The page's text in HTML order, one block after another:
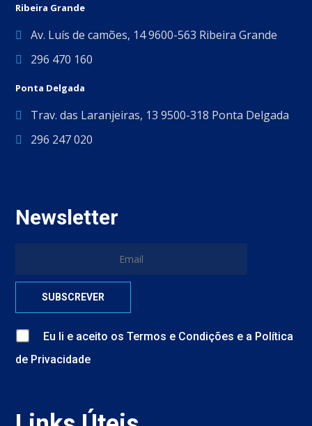
Ribeira Grande
Av. Luís de camões, 14 9600-563 Ribeira Grande
296 470 160
Ponta Delgada
Trav. das Laranjeiras, 13 9500-318 Ponta Delgada
296 247 020
Newsletter
Eu li e aceito osTermos e Condições e a Política
de Privacidade